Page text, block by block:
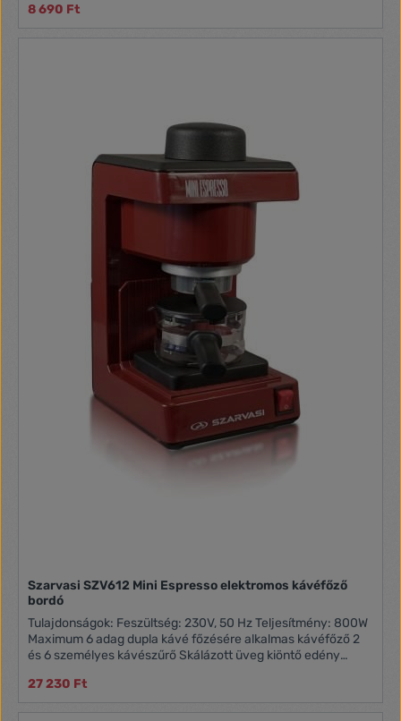
aromájú eszpresszó kávé készíthető Speciális tölcsérével 2
és 4 személyes adag is főzhető
8 690 Ft
Szarvasi SZV612 Mini Espresso elektromos kávéfőző
bordó
Tulajdonságok: Feszültség: 230V, 50 Hz Teljesítmény: 800W
Maximum 6 adag dupla kávé főzésére alkalmas kávéfőző 2
és 6 személyes kávészűrő Skálázott üveg kiöntő edény
Csúszásmentes talp
27 230 Ft